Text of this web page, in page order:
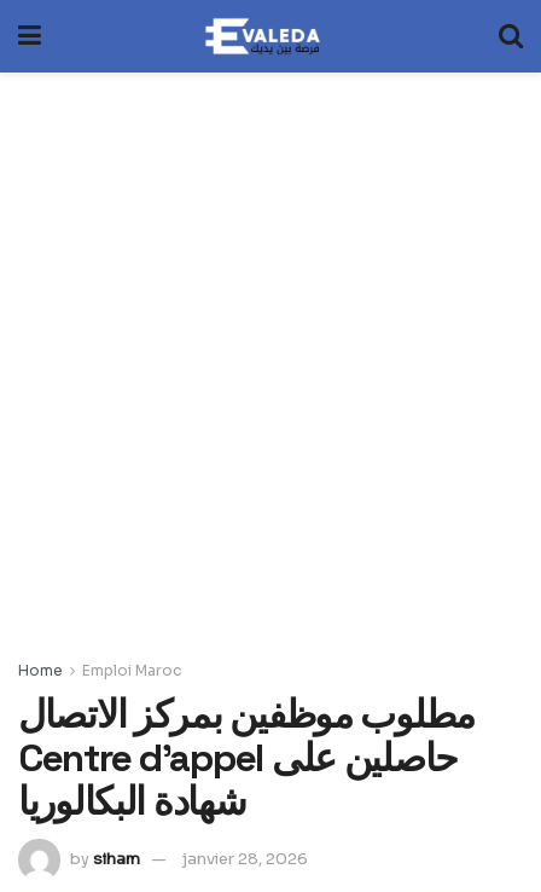
Home Emploi Maroc
مطلوب موظفين بمركز الاتصال
Centre d’appel حاصلين على
شهادة البكالوريا
bysiham janvier 28, 2026